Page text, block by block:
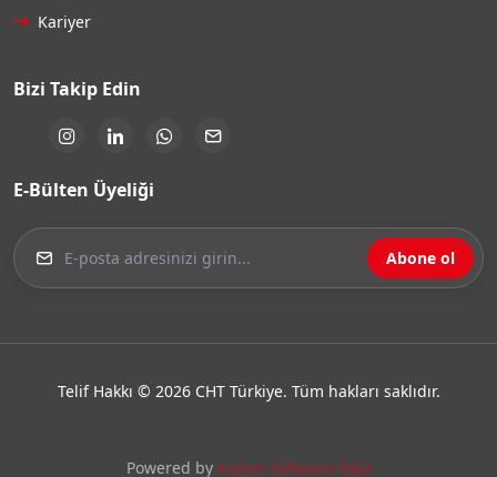
Kariyer
Bizi Takip Edin
E-Bülten Üyeliği
Abone ol
Powered by Kaden Software R&D
Telif Hakkı © 2026 CHT Türkiye. Tüm hakları saklıdır.